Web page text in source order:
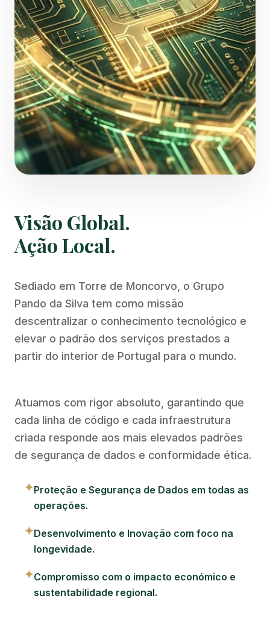
Visão Global.
Ação Local.
Sediado em Torre de Moncorvo, o Grupo
Pando da Silva tem como missão
descentralizar o conhecimento tecnológico e
elevar o padrão dos serviços prestados a
partir do interior de Portugal para o mundo.
Atuamos com rigor absoluto, garantindo que
cada linha de código e cada infraestrutura
criada responde aos mais elevados padrões
de segurança de dados e conformidade ética.
✦Proteção e Segurança de Dados em todas as
operações.
✦Desenvolvimento e Inovação com foco na
longevidade.
✦Compromisso com o impacto económico e
sustentabilidade regional.